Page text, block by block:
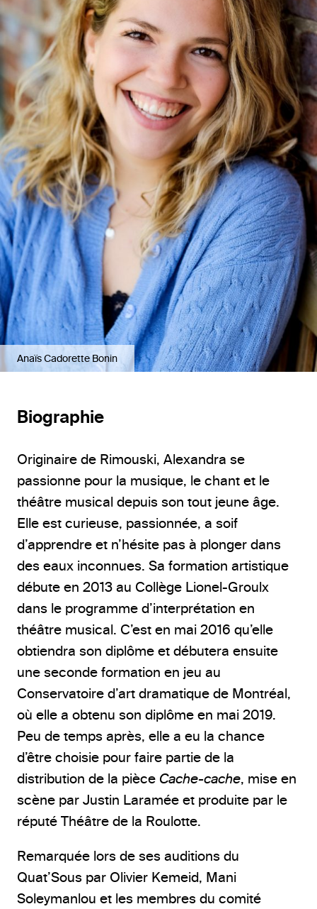
Anaïs Cadorette Bonin
Biographie
Originaire de Rimouski, Alexandra se
passionne pour la musique, le chant et le
théâtre musical depuis son tout jeune âge.
Elle est curieuse, passionnée, a soif
d’apprendre et n’hésite pas à plonger dans
des eaux inconnues. Sa formation artistique
débute en 2013 au Collège Lionel-Groulx
dans le programme d’interprétation en
théâtre musical. C’est en mai 2016 qu’elle
obtiendra son diplôme et débutera ensuite
une seconde formation en jeu au
Conservatoire d’art dramatique de Montréal,
où elle a obtenu son diplôme en mai 2019.
Peu de temps après, elle a eu la chance
d’être choisie pour faire partie de la
distribution de la pièce Cache-cache, mise en
scène par Justin Laramée et produite par le
réputé Théâtre de la Roulotte.
Remarquée lors de ses auditions du
Quat’Sous par Olivier Kemeid, Mani
Soleymanlou et les membres du comité